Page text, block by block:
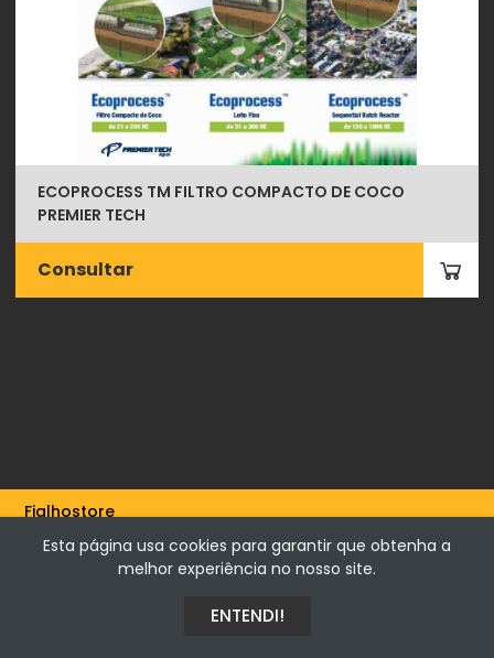
ECOPROCESS TM FILTRO COMPACTO DE COCO
PREMIER TECH
Consultar
Fialhostore
Fialho & Irmão,Lda. | Horta de Barreiros 7005-208 Évora -
Portugal | NIF 500115206
Esta página usa cookies para garantir que obtenha a
melhor experiência no nosso site.
ENTENDI!